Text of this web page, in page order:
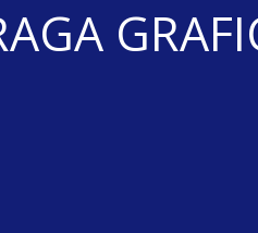
GRAFIC